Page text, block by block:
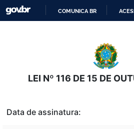
O
COMUNICA BR
LEI Nº 116 DE 15 DE
Data de assinatura: